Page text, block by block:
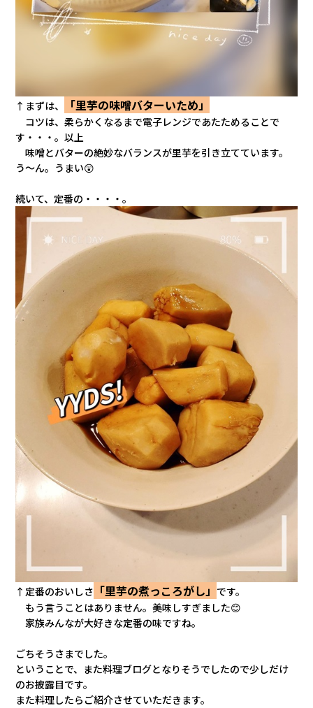
↑まずは、 「里芋の味噌バターいため」
コツは、柔らかくなるまで電子レンジであたためることで
す・・・。以上
味噌とバターの絶妙なバランスが里芋を引き立てています。
う～ん。うまい😲
続いて、定番の・・・・。
↑定番のおいしさ 「里芋の煮っころがし」 です。
もう言うことはありません。美味しすぎました😊
家族みんなが大好きな定番の味ですね。
ごちそうさまでした。
ということで、また料理ブログとなりそうでしたので少しだけ
のお披露目です。
また料理したらご紹介させていただきます。